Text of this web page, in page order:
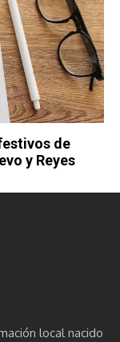
de
y Reyes
local nacido